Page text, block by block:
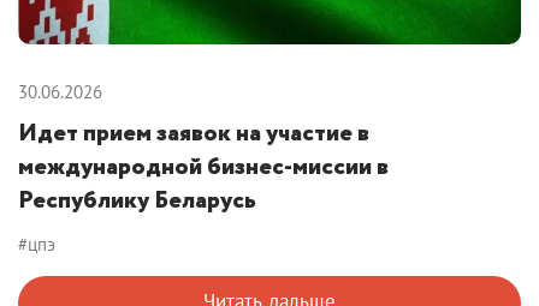
30.06.2026
Идет прием заявок на участие в
международной бизнес-миссии в
Республику Беларусь
#цпэ